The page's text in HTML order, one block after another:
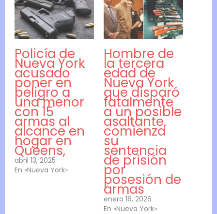
Policía de
Nueva York
acusado
poner en
peligro a
una menor
con 15
armas al
alcance en
hogar en
Queens,
abril 13, 2025
En «Nueva York»
Hombre de
la tercera
edad de
Nueva York
que disparó
fatalmente
a un posible
asaltante,
comienza
su
sentencia
de prisión
por
posesión de
armas
enero 16, 2026
En «Nueva York»